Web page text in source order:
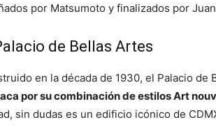
por Matsumoto y finalizados por
de Bellas Artes
en la década de 1930, el Palacio
por su combinación de estilos Art
sin dudas es un edificio icónico de